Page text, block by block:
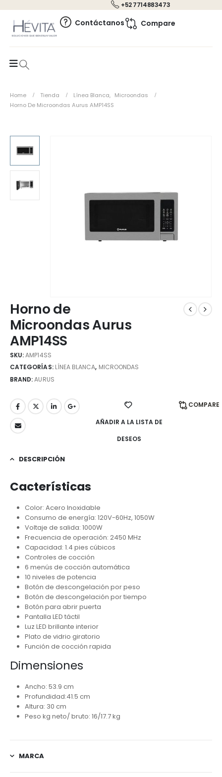
+52 7714883473
Contáctanos Compare
Home Tienda Línea Blanca, Microondas
Horno De Microondas Aurus AMP14SS
Horno de
Microondas Aurus
AMP14SS
SKU:AMP14SS
CATEGORÍAS: LÍNEA BLANCA, MICROONDAS
BRAND:AURUS
AÑADIR A LA LISTA DE
DESEOS
COMPARE
DESCRIPCIÓN
Cacterísticas
Color: Acero Inoxidable
Consumo de energía: 120V-60Hz, 1050W
Voltaje de salida: 1000W
Frecuencia de operación: 2450 MHz
Capacidad: 1.4 pies cúbicos
Controles de cocción
6 menús de cocción automática
10 niveles de potencia
Botón de descongelación por peso
Botón de descongelación por tiempo
Botón para abrir puerta
Pantalla LED táctil ​
Luz LED ​brillante interior
Plato de vidrio giratorio
Función de cocción rapida
Dimensiones
Ancho: 53.9 cm
Profundidad:41.5 cm
Altura: 30 cm
Peso kg neto/ bruto: 16/17.7 kg
MARCA